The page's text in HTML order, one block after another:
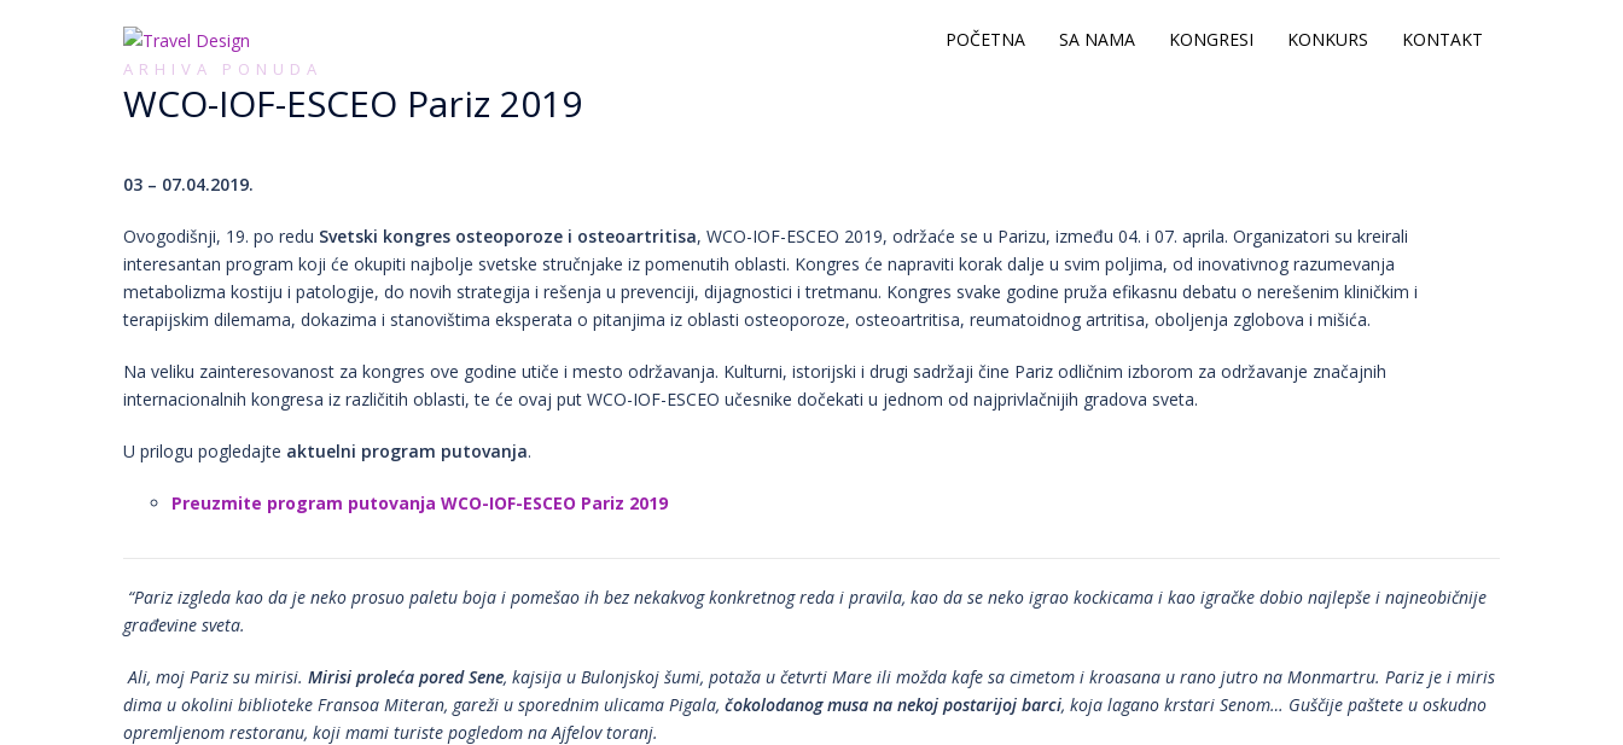
POČETNA SA NAMA KONGRESI KONKURS KONTAKT
ARHIVA PONUDA
WCO-IOF-ESCEO Pariz 2019
03 – 07.04.2019.
Ovogodišnji, 19. po redu Svetski kongres osteoporoze i osteoartritisa, WCO-IOF-ESCEO 2019, održaće se u Parizu, između 04. i 07. aprila. Organizatori su kreirali
interesantan program koji će okupiti najbolje svetske stručnjake iz pomenutih oblasti. Kongres će napraviti korak dalje u svim poljima, od inovativnog razumevanja
metabolizma kostiju i patologije, do novih strategija i rešenja u prevenciji, dijagnostici i tretmanu. Kongres svake godine pruža efikasnu debatu o nerešenim kliničkim i
terapijskim dilemama, dokazima i stanovištima eksperata o pitanjima iz oblasti osteoporoze, osteoartritisa, reumatoidnog artritisa, oboljenja zglobova i mišića.
Na veliku zainteresovanost za kongres ove godine utiče i mesto održavanja. Kulturni, istorijski i drugi sadržaji čine Pariz odličnim izborom za održavanje značajnih
internacionalnih kongresa iz različitih oblasti, te će ovaj put WCO-IOF-ESCEO učesnike dočekati u jednom od najprivlačnijih gradova sveta.
U prilogu pogledajte aktuelni program putovanja.
Preuzmite program putovanja WCO-IOF-ESCEO Pariz 2019
“Pariz izgleda kao da je neko prosuo paletu boja i pomešao ih bez nekakvog konkretnog reda i pravila, kao da se neko igrao kockicama i kao igračke dobio najlepše i najneobičnije
građevine sveta.
Ali, moj Pariz su mirisi. Mirisi proleća pored Sene, kajsija u Bulonjskoj šumi, potaža u četvrti Mare ili možda kafe sa cimetom i kroasana u rano jutro na Monmartru. Pariz je i miris
dima u okolini biblioteke Fransoa Miteran, gareži u sporednim ulicama Pigala, čokolodanog musa na nekoj postarijoj barci, koja lagano krstari Senom… Guščije paštete u oskudno
opremljenom restoranu, koji mami turiste pogledom na Ajfelov toranj.